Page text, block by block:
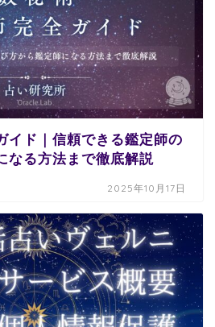
イド｜信頼できる鑑定師の
なる方法まで徹底解説
2025年10月17日